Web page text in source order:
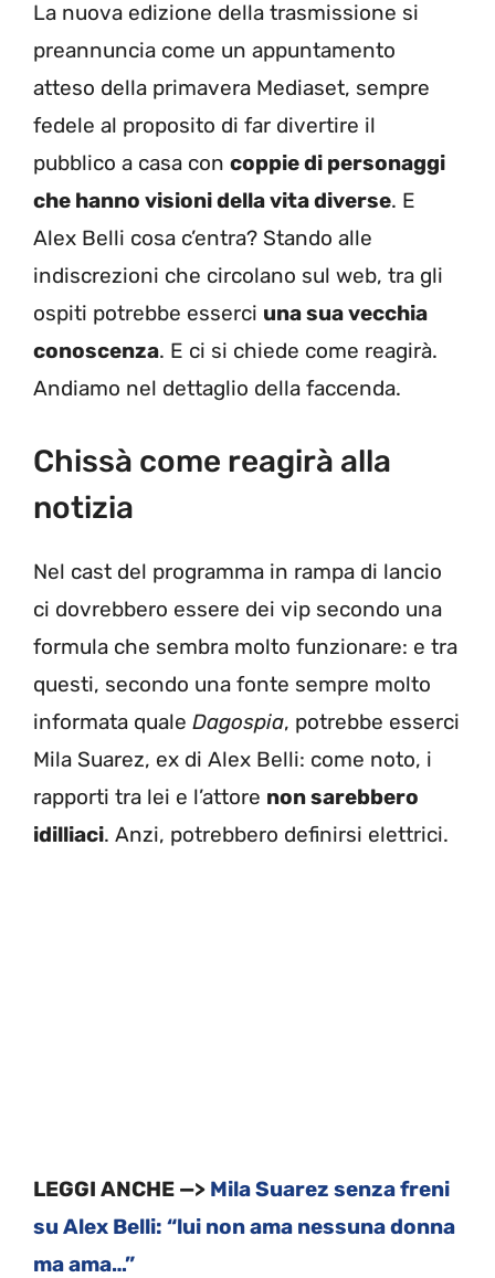
La nuova edizione della trasmissione si
preannuncia come un appuntamento
atteso della primavera Mediaset, sempre
fedele al proposito di far divertire il
pubblico a casa con coppie di personaggi
che hanno visioni della vita diverse. E
Alex Belli cosa c’entra? Stando alle
indiscrezioni che circolano sul web, tra gli
ospiti potrebbe esserci una sua vecchia
conoscenza. E ci si chiede come reagirà.
Andiamo nel dettaglio della faccenda.
Chissà come reagirà alla
notizia
Nel cast del programma in rampa di lancio
ci dovrebbero essere dei vip secondo una
formula che sembra molto funzionare: e tra
questi, secondo una fonte sempre molto
informata quale Dagospia, potrebbe esserci
Mila Suarez, ex di Alex Belli: come noto, i
rapporti tra lei e l’attore non sarebbero
idilliaci. Anzi, potrebbero definirsi elettrici.
LEGGI ANCHE —> Mila Suarez senza freni
su Alex Belli: “lui non ama nessuna donna
ma ama…”